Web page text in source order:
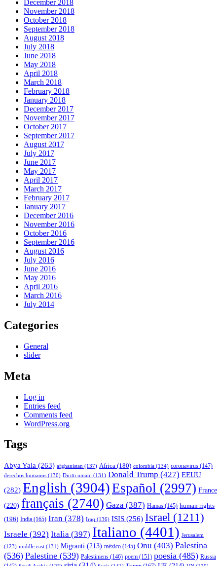
December 2018
November 2018
October 2018
September 2018
August 2018
July 2018
June 2018
May 2018
April 2018
March 2018
February 2018
January 2018
December 2017
November 2017
October 2017
September 2017
August 2017
July 2017
June 2017
May 2017
April 2017
March 2017
February 2017
January 2017
December 2016
November 2016
October 2016
September 2016
August 2016
July 2016
June 2016
May 2016
April 2016
March 2016
July 2014
Categories
General
slider
Meta
Log in
Entries feed
Comments feed
WordPress.org
Tags
Abya Yala (263) afghanistan (137) Africa (180) colombia (134) coronavirus (147)
derechos humanos (130) Diritti umani (131) Donald Trump (427) EEUU
(282) English (3904)Español (2997) France
(220) français (2740) Gaza (387) Hamas (145) human rights
(196) India (165) Iran (378) Iraq (136) ISIS (256) Israel (1211)
Israele (392) Italia (397) Italiano (4401) Jerusalem
(123) middle east (131) Migranti (213) méxico (145) Onu (403) Palestina
(536) Palestine (539) Palestiniens (146) poem (151) poesia (485) Russia